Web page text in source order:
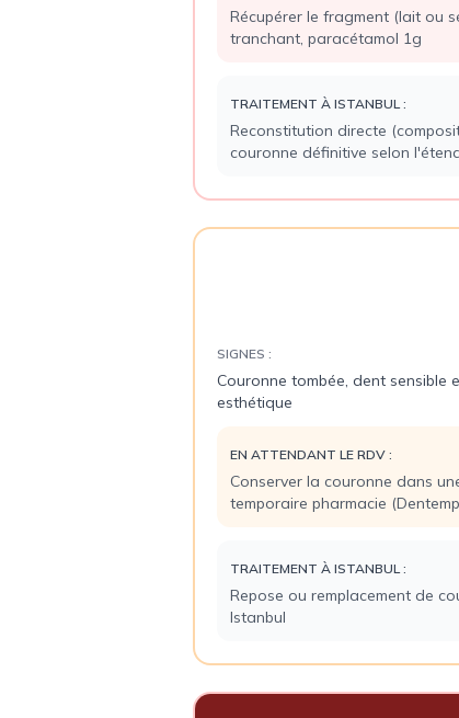
Récupérer le fragment (lait ou
tranchant, paracétamol 1g
TRAITEMENT À ISTANBUL :
Reconstitution directe
couronne définitive selon
SIGNES :
Couronne tombée, dent sensible
esthétique
EN ATTENDANT LE RDV :
Conserver la couronne dans
temporaire pharmacie
TRAITEMENT À ISTANBUL :
Repose ou remplacement de
Istanbul